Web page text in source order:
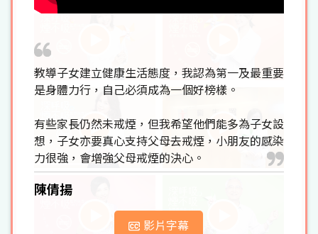
教導子女建立健康生活態度，我認為第一及最重要
是身體力行，自己必須成為一個好榜樣。
有些家長仍然未戒煙，但我希望他們能多為子女設
想，子女亦要真心支持父母去戒煙，小朋友的感染
力很強，會增強父母戒煙的決心。
陳倩揚
影片字幕